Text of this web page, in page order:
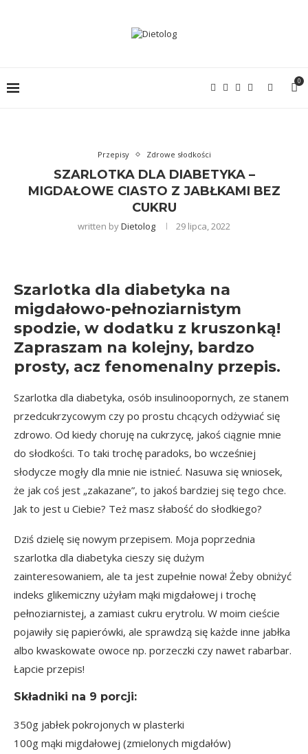
0
Przepisy Zdrowe słodkości
SZARLOTKA DLA DIABETYKA –
MIGDAŁOWE CIASTO Z JABŁKAMI BEZ
CUKRU
written byDietolog 29 lipca, 2022
Szarlotka dla diabetyka na
migdałowo-pełnoziarnistym
spodzie, w dodatku z kruszonką!
Zapraszam na kolejny, bardzo
prosty, acz fenomenalny przepis.
Szarlotka dla diabetyka, osób insulinoopornych, ze stanem
przedcukrzycowym czy po prostu chcących odżywiać się
zdrowo. Od kiedy choruję na cukrzycę, jakoś ciągnie mnie
do słodkości. To taki trochę paradoks, bo wcześniej
słodycze mogły dla mnie nie istnieć. Nasuwa się wniosek,
że jak coś jest „zakazane”, to jakoś bardziej się tego chce.
Jak to jest u Ciebie? Też masz słabość do słodkiego?
Dziś dzielę się nowym przepisem. Moja poprzednia
szarlotka dla diabetyka cieszy się dużym
zainteresowaniem, ale ta jest zupełnie nowa! Żeby obniżyć
indeks glikemiczny użyłam mąki migdałowej i trochę
pełnoziarnistej, a zamiast cukru erytrolu. W moim cieście
pojawiły się papierówki, ale sprawdzą się każde inne jabłka
albo kwaskowate owoce np. porzeczki czy nawet rabarbar.
Łapcie przepis!
Składniki na 9 porcji:
350g jabłek pokrojonych w plasterki
100g mąki migdałowej (zmielonych migdałów)